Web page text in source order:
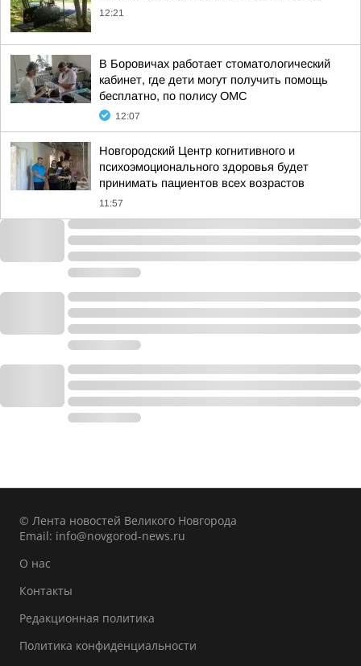
12:21
В Боровичах работает стоматологический
кабинет, где дети могут получить помощь
бесплатно, по полису ОМС
12:07
Новгородский Центр когнитивного и
психоэмоционального здоровья будет
принимать пациентов всех возрастов
11:57
© Лента новостей Великого Новгорода
Email: info@novgorod-news.ru
О нас
Контакты
Редакционная политика
Политика конфиденциальности